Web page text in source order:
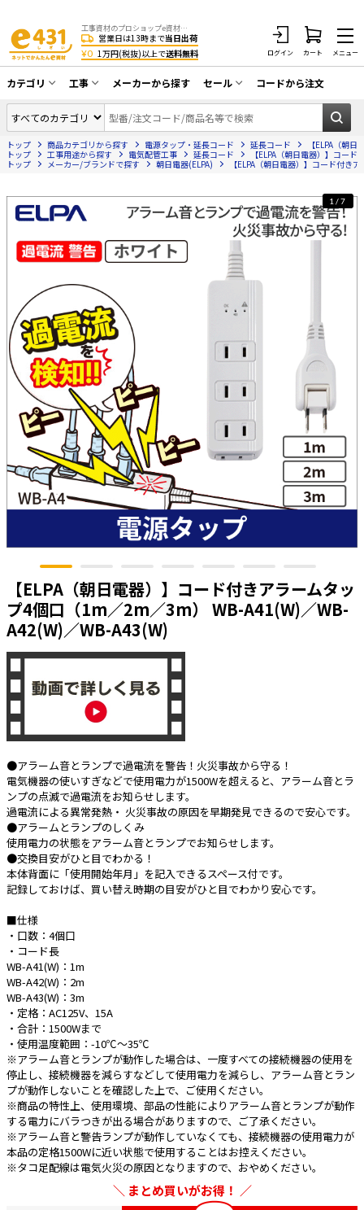
工事資材のプロショップe資材 CATV・アンテナ・防犯・光・LAN・電気・空調工事など
営業日は13時まで当日出荷
¥0 1万円(税抜)以上で送料無料 ログイン カート メニュー
カテゴリ
同軸ケーブル／テレビ用接栓／関連工具
アンテナ・取付金具・ブースター／CATV
部材類
防犯工事関連
HDMIケーブル・周辺機器／RCAケーブル
光ファイバー・融着接続機関連
LANケーブル・コネクタ・関連資材/機器
ネットワーク機器
エアコン・換気扇・空調資材
太陽光発電ケーブル・コネクタ・関連資
材/機器
電源ケーブル／コネクタ／分電盤／ブレ
ーカ
照明・照明器具
電源タップ・延長コード
スイッチ・コンセント（配線器具）
ボックス・ビニル電線管付属品・引き込
みカバー
工具関連
感染症関連
e431オリジナル
暑さ対策
販売終了品
工事
CATV・アンテナ工事
光工事・FTTH工事
防犯カメラ工事
LAN配線工事
電気配管工事
EV充電設備工事
照明設置工事
太陽光発電工事
ホテル・病院向け
メーカーから探す セール
在庫一掃セール
コードから注文
トップ 商品カテゴリから探す 電源タップ・延長コード 延長コード
【ELPA（朝
トップ
工事用途から探す 電気配管工事 延長コード
【ELPA（朝日電器）】コー
トップ
メーカー/ブランドで探す 朝日電器(ELPA) 【ELPA（朝日電器）】コード付き
【ELPA（朝日電器）】コード付きアラームタッ
プ4個口（1m／2m／3m） WB-A41(W)／WB-
A42(W)／WB-A43(W)
1/7
●アラーム音とランプで過電流を警告！火災事故から守る！
電気機器の使いすぎなどで使用電力が1500Wを超えると、アラーム音とラ
ンプの点滅で過電流をお知らせします。
過電流による異常発熱・ 火災事故の原因を早期発見できるので安心です。
●アラームとランプのしくみ
使用電力の状態をアラーム音とランプでお知らせします。
●交換目安がひと目でわかる！
本体背面に「使用開始年月」を記入できるスペース付です。
記録しておけば、買い替え時期の目安がひと目でわかり安心です。
■仕様
・口数：4個口
・コード長
WB-A41(W)：1m
WB-A42(W)：2m
WB-A43(W)：3m
・定格：AC125V、15A
・合計：1500Wまで
・使用温度範囲：-10℃～35℃
※アラーム音とランプが動作した場合は、一度すべての接続機器の使用を
停止し、接続機器を減らすなどして使用電力を減らし、アラーム音とラン
プが動作しないことを確認した上で、ご使用ください。
※商品の特性上、使用環境、部品の性能によりアラーム音とランプが動作
する電力にバラつきが出る場合がありますので、ご了承ください。
※アラーム音と警告ランプが動作していなくても、接続機器の使用電力が
本品の定格1500Wに近い状態で使用することはお控えください。
※タコ足配線は電気火災の原因となりますので、おやめください。
まとめ買いがお得！